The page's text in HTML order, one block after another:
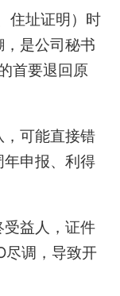
住址证明）时
是公司秘书
首要退回原
可能直接错
申报、利得
益人，证件
尽调，导致开